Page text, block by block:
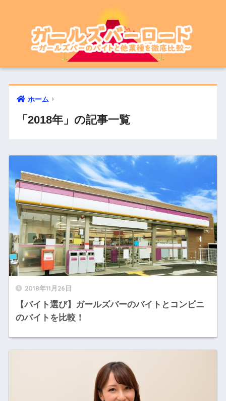
ホーム
「2018年」の記事一覧
2018年11月26日
【バイト選び】ガールズバーのバイトとコンビニ
のバイトを比較！